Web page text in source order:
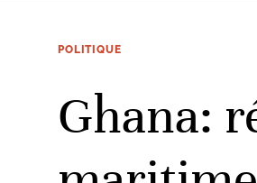
du
POLITIQUE
Ghana: